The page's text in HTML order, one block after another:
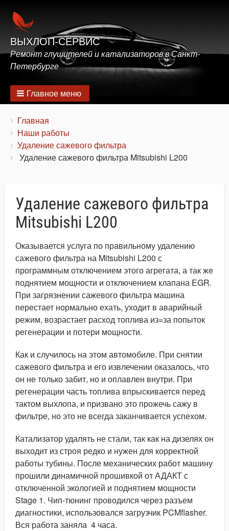
ВЫХЛОП-СЕРВИС
Ремонт глушителей и катализаторов в Санкт-
Петербурге
Главное меню
Строка
навигации
You
are
here:
Главная
Наши работы
Удаление сажевого фильтра
Удаление сажевого фильтра Mitsubishi L200
Удаление сажевого фильтра
Mitsubishi L200
Оказывается услуга по правильному удалению
сажевого фильтра на Mitsubishi L200 с
программным отключением этого агрегата, а так же
поднятием мощности и отключением клапана EGR.
При загрязнении сажевого фильтра машина
перестает нормально ехать, уходит в аварийный
режим, возрастает расход топлива из=за попыток
регенерации и потери мощности.
Как и случилось на этом автомобиле. При снятии
сажевого фильтра и его извлечении оказалось, что
он не только забит, но и оплавлен внутри. При
регенерации часть топлива впрыскивается перед
тактом выхлопа, и призвано это прожечь сажу в
фильтре, но это не всегда заканчивается успехом.
Катализатор удалять не стали, так как на дизелях он
выходит из строя редко и нужен для корректной
работы тубины. После механических работ машину
прошили динамичной прошивкой от АДАКТ с
отключенной экологией и поднятием мощности
Stage 1. Чип-тюнинг проводился через разъем
диагностики, использовался загрузчик PCMflasher.
Вся работа заняла 4 часа.